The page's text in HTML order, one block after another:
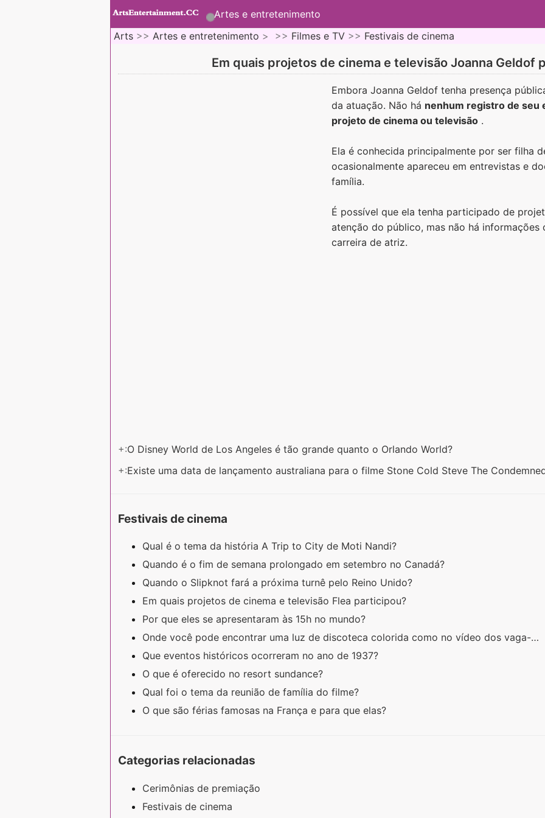
Artes e entretenimento
Arts >> Artes e entretenimento > >> Filmes e TV >> Festivais de cinema
Em quais projetos de cinema e televisão Joanna Geldof
Embora Joanna Geldof tenha presença
da atuação. Não há nenhum registro de seu
projeto de cinema ou televisão .
Ela é conhecida principalmente por ser filha
ocasionalmente apareceu em entrevistas e
família.
É possível que ela tenha participado de
atenção do público, mas não há
carreira de atriz.
+:O Disney World de Los Angeles é tão grande quanto o Orlando World?
+:Existe uma data de lançamento australiana para o filme Stone Cold Steve The
Festivais de cinema
Qual é o tema da história A Trip to City de Moti Nandi?
Quando é o fim de semana prolongado em setembro no Canadá?
Quando o Slipknot fará a próxima turnê pelo Reino Unido?
Em quais projetos de cinema e televisão Flea participou?
Por que eles se apresentaram às 15h no mundo?
Onde você pode encontrar uma luz de discoteca colorida como no vídeo dos vaga-…
Que eventos históricos ocorreram no ano de 1937?
O que é oferecido no resort sundance?
Qual foi o tema da reunião de família do filme?
O que são férias famosas na França e para que elas?
Categorias relacionadas
Cerimônias de premiação
Festivais de cinema